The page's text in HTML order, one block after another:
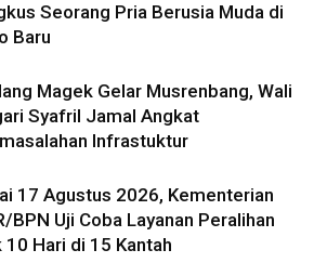
Seorang Pria Berusia Muda di
Baru
Magek Gelar Musrenbang, Wali
Syafril Jamal Angkat
Infrastuktur
17 Agustus 2026, Kementerian
BPN Uji Coba Layanan Peralihan
10 Hari di 15 Kantah